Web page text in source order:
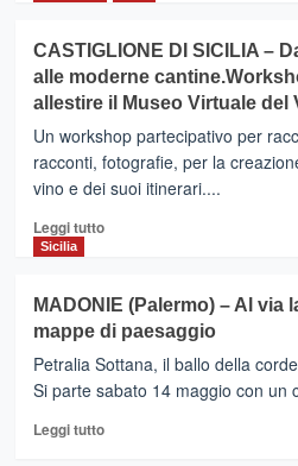
MOIO
ALCANTARA
–
Verso
il
Museo
Virtuale
Venerdì
CASTIGLIONE DI SICILIA –
alle moderne
allestire il Museo Virtuale del
Un workshop partecipativo per
racconti, fotografie, per la
vino e dei suoi itinerari....
Leggi tuttoLeggi
CASTIGLIONE
DI
SICILIA
Dai
palmenti
Sicilia
MADONIE (Palermo) – Al via
mappe di paesaggio
Petralia Sottana, il ballo della
Si parte sabato 14 maggio con un
Leggi tuttoLeggi